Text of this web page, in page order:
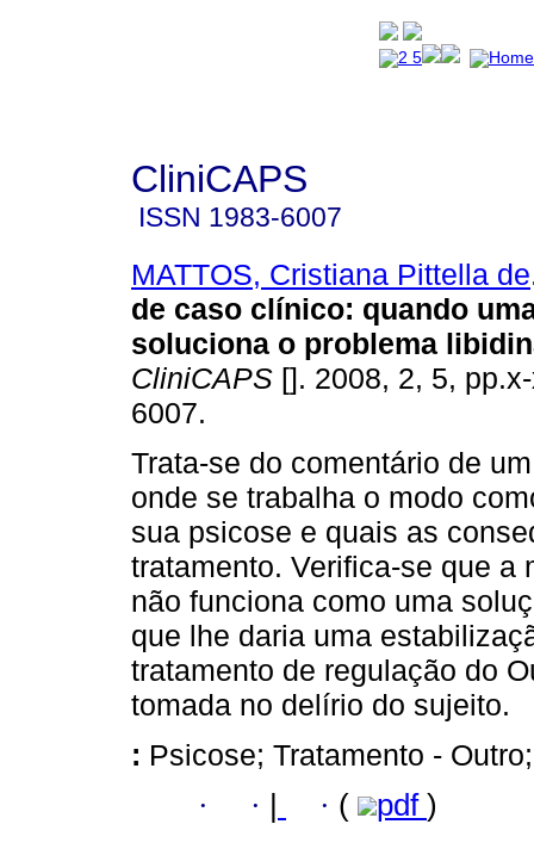
CliniCAPS
ISSN 1983-6007
MATTOS, Cristiana Pittella de
de caso clínico: quando
soluciona o problema
CliniCAPS []. 2008, 2, 5,
6007.
Trata-se do comentário de
onde se trabalha o modo
sua psicose e quais as
tratamento. Verifica-se que a
não funciona como uma
que lhe daria uma
tratamento de regulação do
tomada no delírio do sujeito.
: Psicose; Tratamento -
· · · ( pdf )